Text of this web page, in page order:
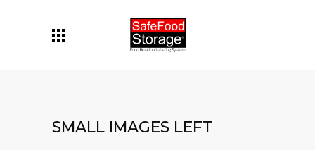
SMALL IMAGES LEFT